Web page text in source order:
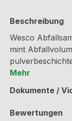
Beschreibung
Wesco
mint
Mehr
Dokumente /
Bewertungen